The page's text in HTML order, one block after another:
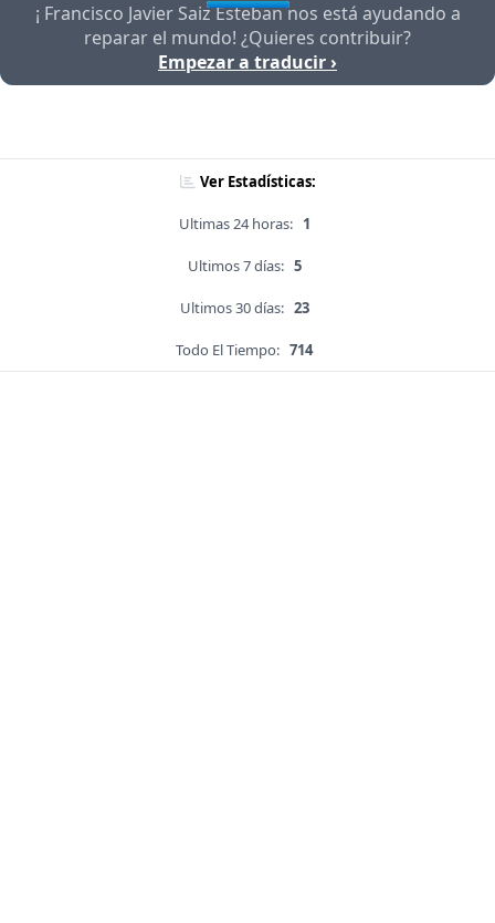
¡ Francisco Javier Saiz Esteban nos está ayudando a
reparar el mundo! ¿Quieres contribuir?
Empezar a traducir ›
Ver Estadísticas:
Ultimas 24 horas: 1
Ultimos 7 días: 5
Ultimos 30 días: 23
Todo El Tiempo: 714